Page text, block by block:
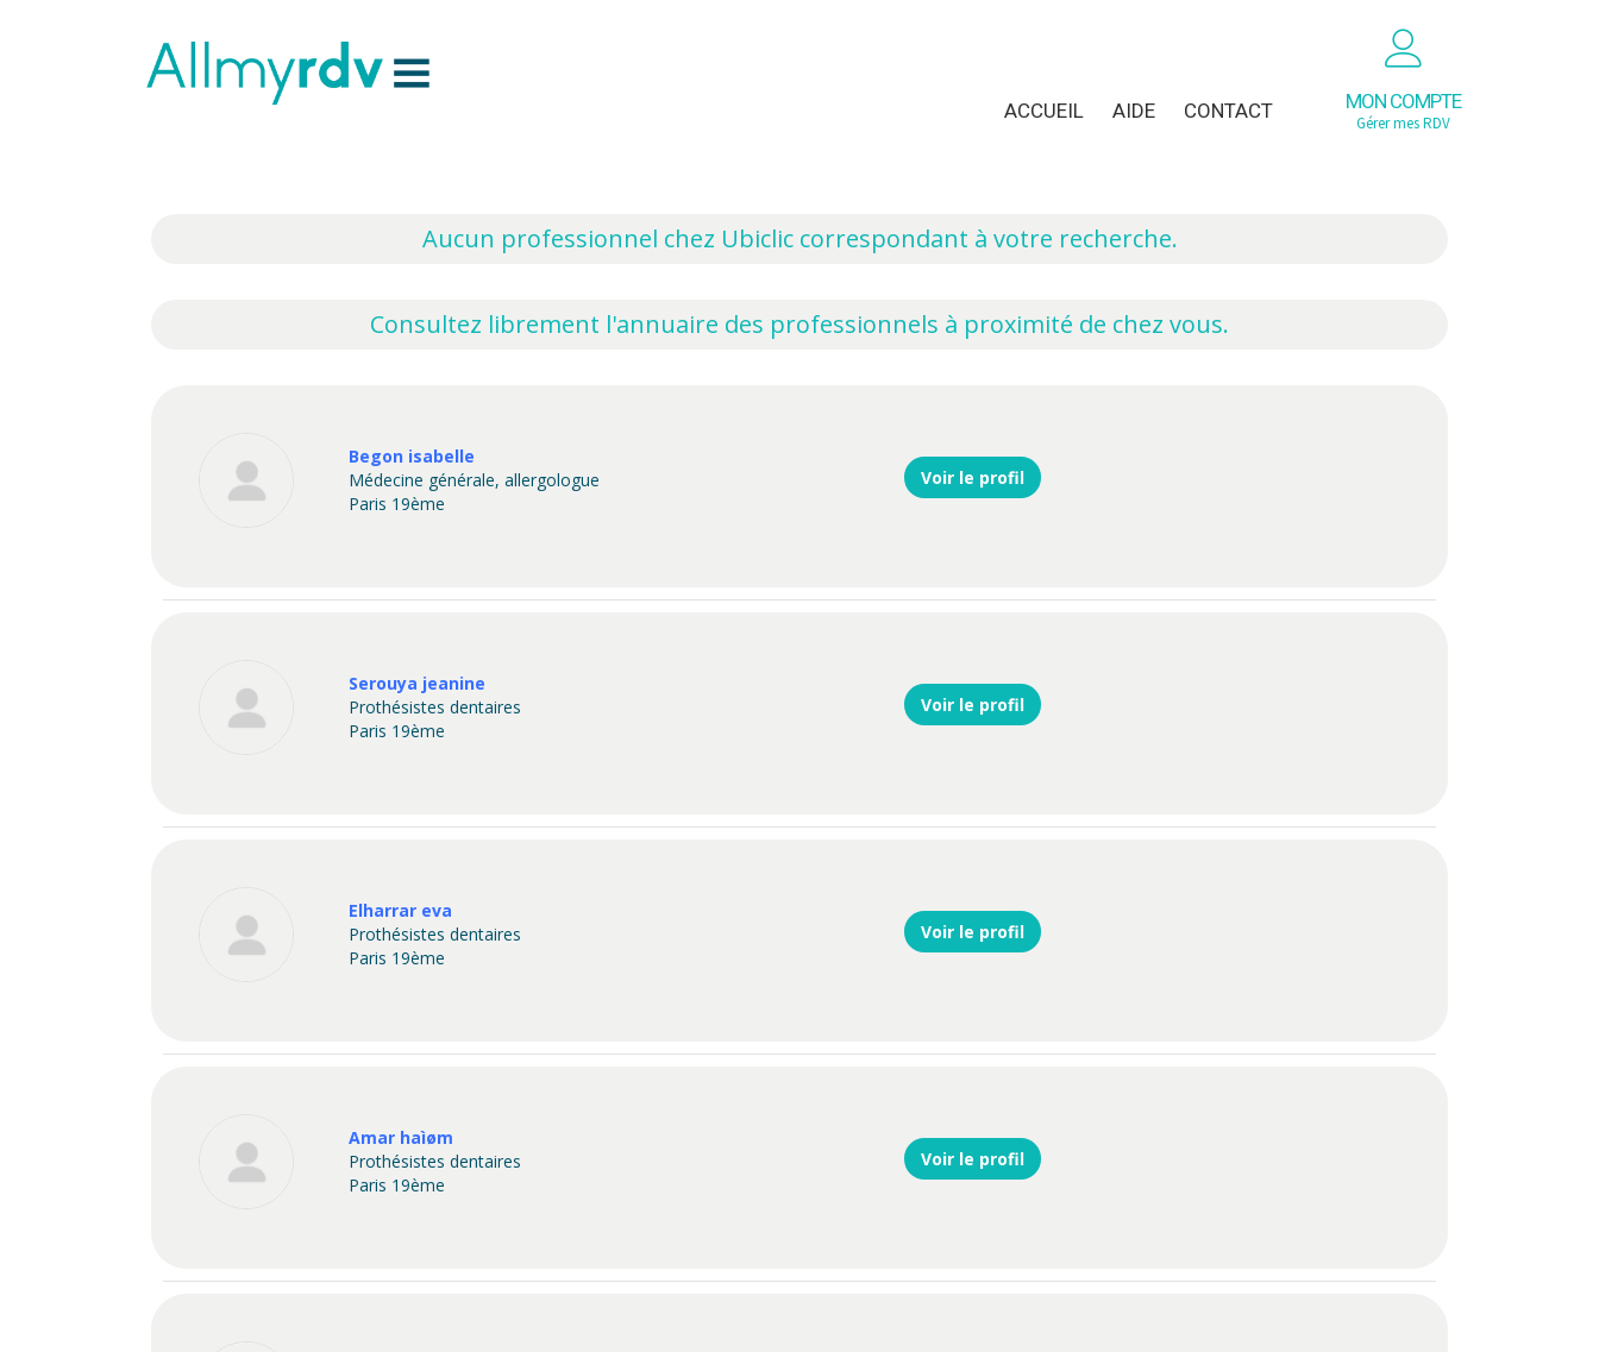
MON COMPTE
Gérer mes RDV
ACCUEIL AIDE CONTACT
Aucun professionnel chez Ubiclic correspondant à votre recherche.
Consultez librement l'annuaire des professionnels à proximité de chez vous.
Begon isabelle
Médecine générale, allergologue
Paris 19ème
Voir le profil
Serouya jeanine
Prothésistes dentaires
Paris 19ème
Voir le profil
Elharrar eva
Prothésistes dentaires
Paris 19ème
Voir le profil
Amar haìøm
Prothésistes dentaires
Paris 19ème
Voir le profil